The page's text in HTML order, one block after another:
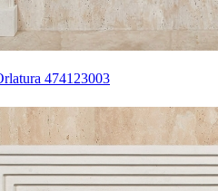
474123003